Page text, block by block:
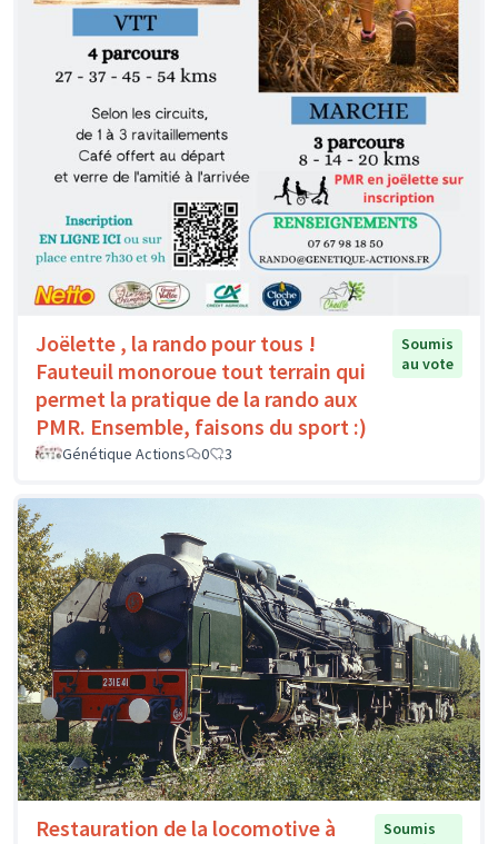
Joëlette , la rando pour tous !
Fauteuil monoroue tout terrain qui
permet la pratique de la rando aux
PMR. Ensemble, faisons du sport :)
Soumis
au vote
Génétique Actions 0 3
Restauration de la locomotive à
Soumis